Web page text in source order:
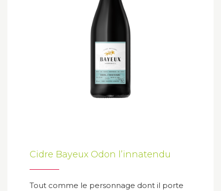
Cidre Bayeux Odon l’innatendu
Tout comme le personnage dont il porte